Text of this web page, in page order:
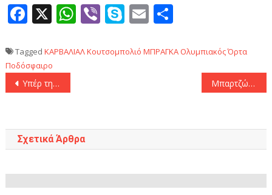
Facebook
X WhatsApp
ViberSkype
Email
Tagged ΚΑΡΒΑΛΙΑΛΚουτσομπολιό ΜΠΡΑΓΚΑ ΟλυμπιακόςΌρτα
Ποδόσφαιρο
Πλοήγηση
Υπέρ της κατάπαυσης του πυρός στη Γάζα και της συνέχισης της στήριξης στην Ουκρανία τάχθηκαν οι ηγέτες των ΗΠΑ, της Γαλλίας, της Γερμανίας και της Βρετανίας Μπαρτζώκας: «Μας κόστισαν τα λάθη στο τέλος»
Σχετικά Άρθρα